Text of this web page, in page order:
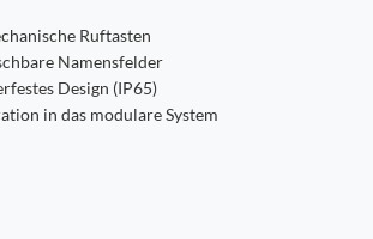
Ruftasten
Namensfelder
Design (IP65)
in das modulare System